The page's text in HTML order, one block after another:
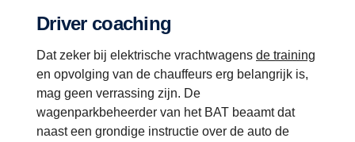
Driver coaching
Dat zeker bij elektrische vrachtwagens de training
en opvolging van de chauffeurs erg belangrijk is,
mag geen verrassing zijn. De
wagenparkbeheerder van het BAT beaamt dat
naast een grondige instructie over de auto de